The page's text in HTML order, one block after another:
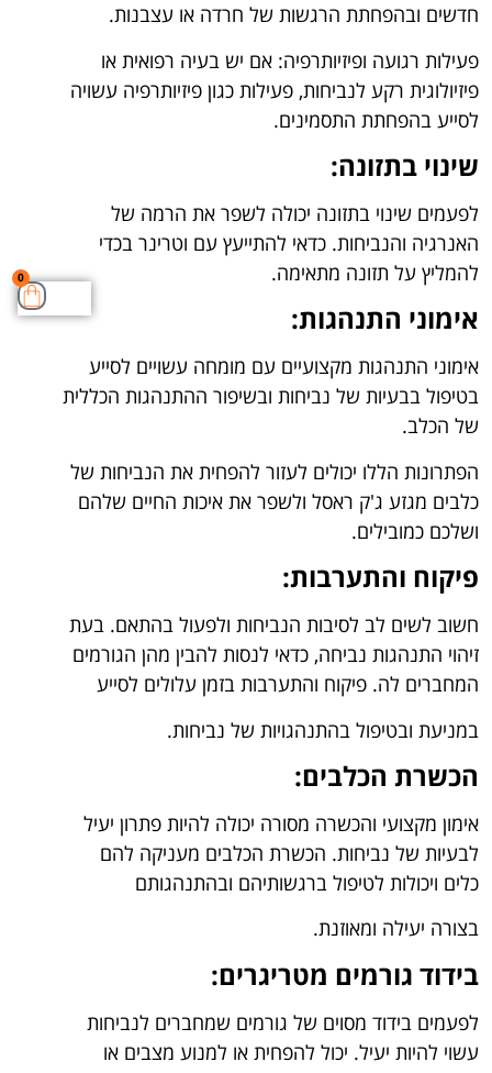
0
חדשים ובהפחתת הרגשות של חרדה או עצבנות.
פעילות רגועה ופיזיותרפיה: אם יש בעיה רפואית או
פיזיולוגית רקע לנביחות, פעילות כגון פיזיותרפיה עשויה
לסייע בהפחתת התסמינים.
שינוי בתזונה:
לפעמים שינוי בתזונה יכולה לשפר את הרמה של
האנרגיה והנביחות. כדאי להתייעץ עם וטרינר בכדי
להמליץ על תזונה מתאימה.
אימוני התנהגות:
אימוני התנהגות מקצועיים עם מומחה עשויים לסייע
בטיפול בבעיות של נביחות ובשיפור ההתנהגות הכללית
של הכלב.
הפתרונות הללו יכולים לעזור להפחית את הנביחות של
כלבים מגזע ג'ק ראסל ולשפר את איכות החיים שלהם
ושלכם כמובילים.
פיקוח והתערבות:
חשוב לשים לב לסיבות הנביחות ולפעול בהתאם. בעת
זיהוי התנהגות נביחה, כדאי לנסות להבין מהן הגורמים
המחברים לה. פיקוח והתערבות בזמן עלולים לסייע
במניעת ובטיפול בהתנהגויות של נביחות.
הכשרת הכלבים:
אימון מקצועי והכשרה מסורה יכולה להיות פתרון יעיל
לבעיות של נביחות. הכשרת הכלבים מעניקה להם
כלים ויכולות לטיפול ברגשותיהם ובהתנהגותם
בצורה יעילה ומאוזנת.
בידוד גורמים מטריגרים:
לפעמים בידוד מסוים של גורמים שמחברים לנביחות
עשוי להיות יעיל. יכול להפחית או למנוע מצבים או